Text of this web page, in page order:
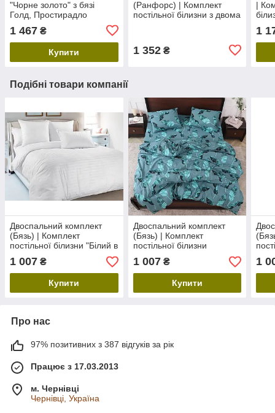
"Чорне золото" з бязі
Голд, Простирадло
1 467 ₴
Купити
(Ранфорс) | Комплект
постільної білизни з двома
1 352₴
|
1
Подібні товари компанії
Двоспальний комплект
(Бязь) | Комплект
постільної білизни "Білий в
смужку" | Простирадло
200х220 см, білий
1 007 ₴
Купити
Двоспальний комплект
(Бязь) | Комплект
постільної білизни
"Райське пір'ячко" |
Простирадло 200х220 см
1 007₴
Купити
1
Про нас
97% позитивних з 387 відгуків за рік
Працює з 17.03.2013
м. Чернівці
Чернівці, Україна